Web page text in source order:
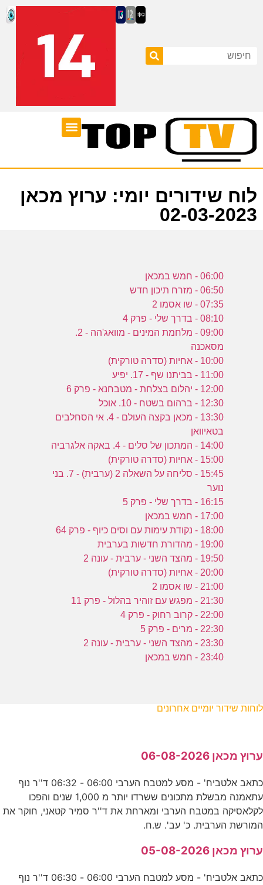
לוח שידורים יומי: ערוץ מכאן
02-03-2023
06:00 - חמש במכאן
06:50 - מזרח תיכון חדש
07:35 - שו אסמו 2
08:10 - בדרך שלי - פרק 4
09:00 - מלחמת המינים - מוואג'הה - 2.
מסאכנה
10:00 - אחיות (סדרה טורקית)
11:00 - בביתנו שף - 17. יפיע
12:00 - יהלום בצלחת - מטבחנא - פרק 6
12:30 - ברהום בשטח - 10. אוכל
13:30 - מכאן בקצה העולם - 4. אי הסחלבים
בטאיוואן
14:00 - המתכון של סלים - 4. באקה אלגרביה
15:00 - אחיות (סדרה טורקית)
15:45 - סליחה על השאלה 2 (ערבית) - 7. בני
נוער
16:15 - בדרך שלי - פרק 5
17:00 - חמש במכאן
18:00 - נקודת עימות עם וסים כיוף - פרק 64
19:00 - מהדורת חדשות בערבית
19:50 - מהצד השני - ערבית - עונה 2
20:00 - אחיות (סדרה טורקית)
21:00 - שו אסמו 2
21:30 - מפגש עם זוהיר בהלול - פרק 11
22:00 - קרוב רחוק - פרק 4
22:30 - מרים - פרק 5
23:30 - מהצד השני - ערבית - עונה 2
23:40 - חמש במכאן
לוחות שידור יומיים אחרונים
ערוץ מכאן 06-08-2026
כתאב אלטביח' - מסע למטבח הערבי 06:00 - 06:32 ד''ר נוף
עתאמנה מבשלת מתכונים ששרדו יותר מ 1,000 שנים והפכו
לקלאסיקה במטבח הערבי ומארחת את ד''ר סמיר קטאני, חוקר את
המורשת הערבית. כ' עב'. ש.ח.
ערוץ מכאן 05-08-2026
כתאב אלטביח' - מסע למטבח הערבי 06:00 - 06:30 ד''ר נוף